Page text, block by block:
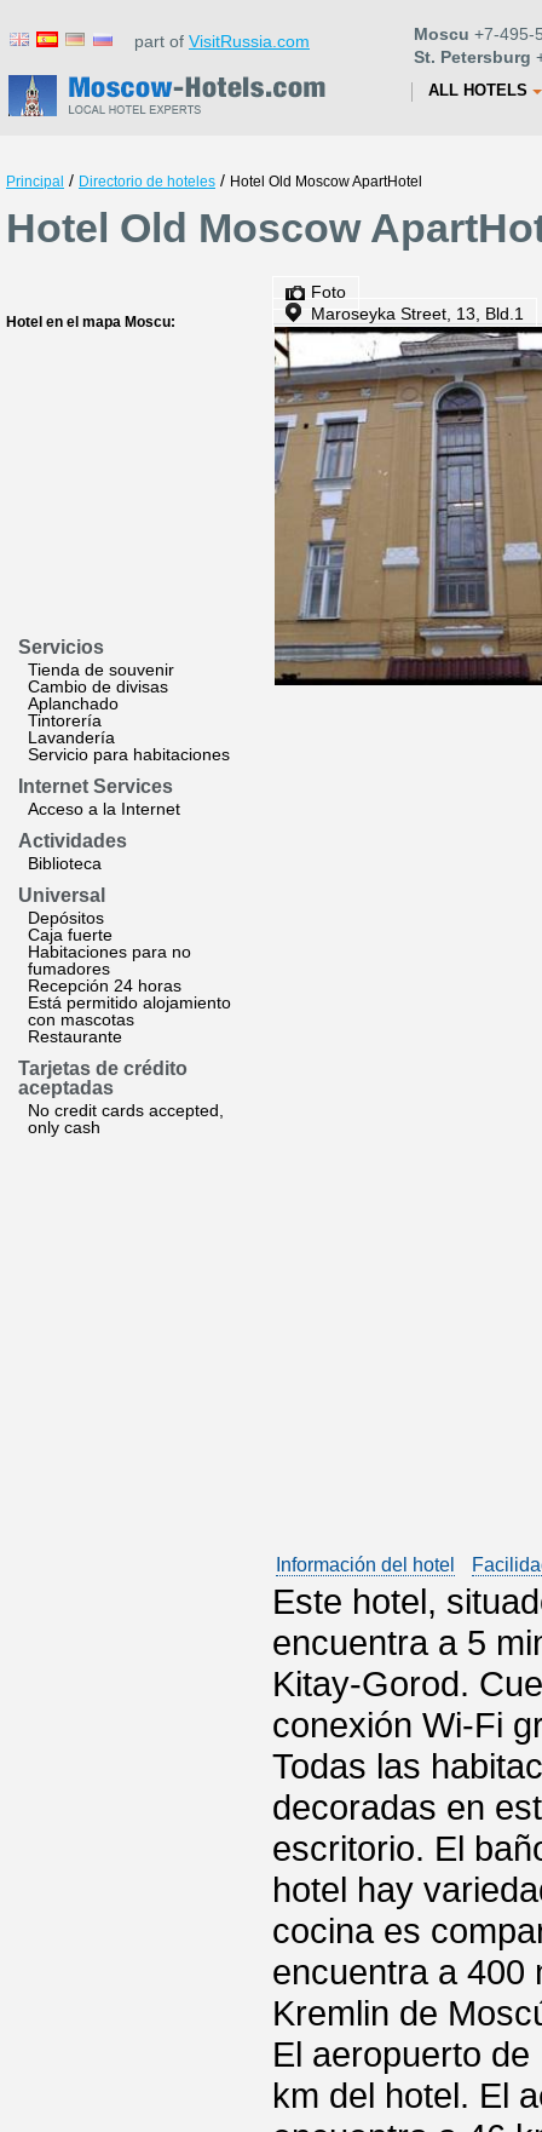
part of VisitRussia.com Moscu +7-495-
St. Petersburg
ALL HOTELS
Principal / Directorio de hoteles / Hotel Old Moscow ApartHotel
Hotel Old Moscow
Hotel en el mapa Moscu:
Servicios
Tienda de souvenir
Cambio de divisas
Aplanchado
Tintorería
Lavandería
Servicio para habitaciones
Internet Services
Acceso a la Internet
Actividades
Biblioteca
Universal
Depósitos
Caja fuerte
Habitaciones para no
fumadores
Recepción 24 horas
Está permitido alojamiento
con mascotas
Restaurante
Tarjetas de crédito
aceptadas
No credit cards accepted,
only cash
Foto
Maroseyka Street, 13, Bld.1
Información del hotel
Este hotel,
encuentra a 5
Kitay-Gorod.
conexión Wi-Fi
Todas las
decoradas en
escritorio. El
hotel hay
cocina es
encuentra a 400
Kremlin de
El aeropuerto
km del hotel. El